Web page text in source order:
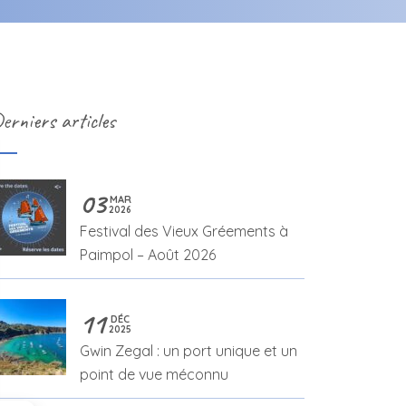
articles
03 MAR
2026
Festival des Vieux Gréements à
Paimpol – Août 2026
11 DÉC
2025
Gwin Zegal : un port unique et un
point de vue méconnu